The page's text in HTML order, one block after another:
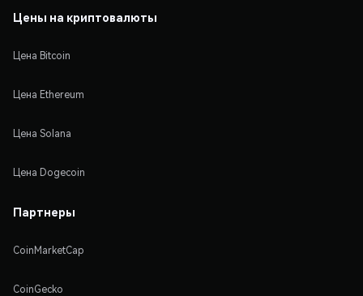
Цены на криптовалюты
Цена Bitcoin
Цена Ethereum
Цена Solana
Цена Dogecoin
Партнеры
CoinMarketCap
CoinGecko